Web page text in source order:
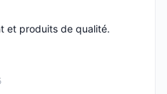
et produits de qualité.